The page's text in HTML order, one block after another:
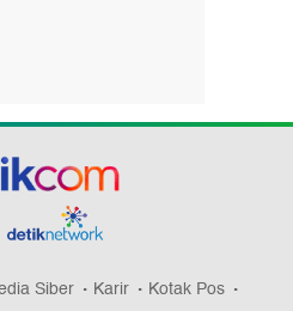
Siber Karir
Kotak Pos